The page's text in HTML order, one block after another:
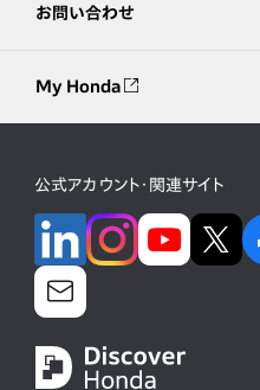
お問い合わせ
My Honda
公式アカウント・関連サイト